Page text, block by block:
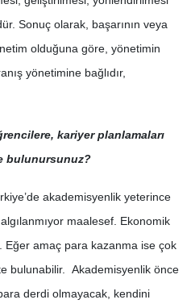
Sonuç olarak, başarının veya
olduğuna göre, yönetimin
yönetimine bağlıdır,
kariyer planlamaları
bulunursunuz?
akademisyenlik yeterince
maalesef. Ekonomik
Eğer amaç para kazanma ise çok
bulunabilir. Akademisyenlik önce
derdi olmayacak, kendini